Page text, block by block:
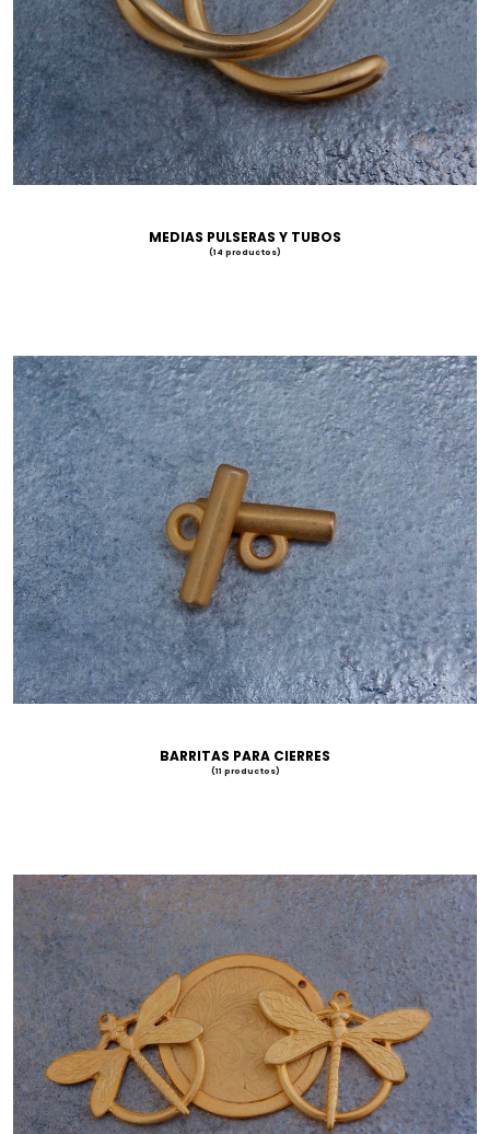
MEDIAS PULSERAS Y TUBOS
(14 productos)
BARRITAS PARA CIERRES
(11 productos)